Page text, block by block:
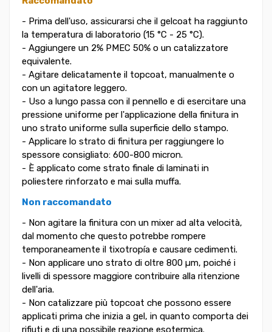
- Prima dell'uso, assicurarsi che il gelcoat ha raggiunto
la temperatura di laboratorio (15 °C - 25 °C).
- Aggiungere un 2% PMEC 50% o un catalizzatore
equivalente.
- Agitare delicatamente il topcoat, manualmente o
con un agitatore leggero.
- Uso a lungo passa con il pennello e di esercitare una
pressione uniforme per l'applicazione della finitura in
uno strato uniforme sulla superficie dello stampo.
- Applicare lo strato di finitura per raggiungere lo
spessore consigliato: 600-800 micron.
- È applicato come strato finale di laminati in
poliestere rinforzato e mai sulla muffa.
Non raccomandato
- Non agitare la finitura con un mixer ad alta velocità,
dal momento che questo potrebbe rompere
temporaneamente il tixotropía e causare cedimenti.
- Non applicare uno strato di oltre 800 µm, poiché i
livelli di spessore maggiore contribuire alla ritenzione
dell'aria.
- Non catalizzare più topcoat che possono essere
applicati prima che inizia a gel, in quanto comporta dei
rifiuti e di una possibile reazione esotermica.